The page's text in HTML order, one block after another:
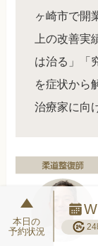
ヶ崎市で開
上の改善
は治る」「
を症状から
治療家に向
本日の
予約状況